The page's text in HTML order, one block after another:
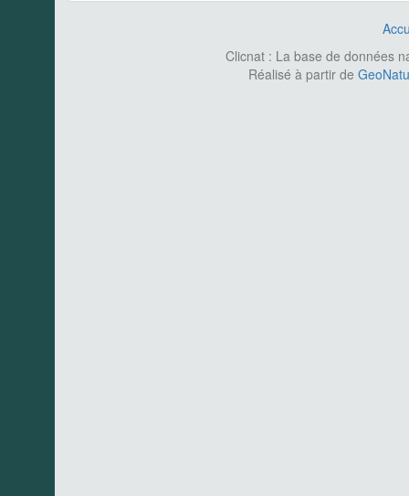
Clicnat : La base de données
Réalisé à partir de